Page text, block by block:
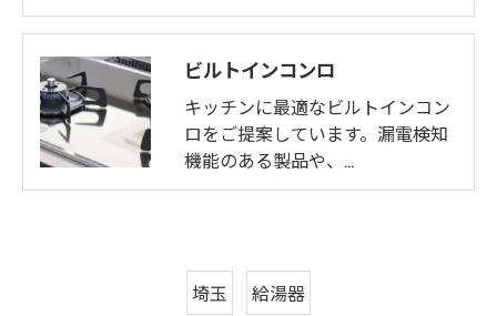
ビルトインコンロ
キッチンに最適なビルトインコン
ロをご提案しています。漏電検知
機能のある製品や、…
埼玉 給湯器